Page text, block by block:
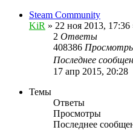
Steam Community
KiR » 22 ноя 2013, 17:36
2 Ответы
408386
Последнее
17 апр 2015, 20:28
Темы
Ответы
Просмотры
Последнее